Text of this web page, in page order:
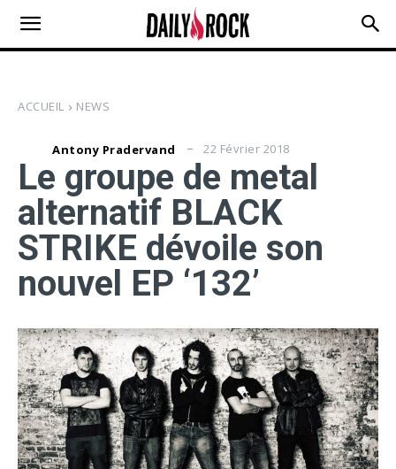
ACCUEIL NEWS
Antony Pradervand 22 Février 2018
Le groupe de metal
alternatif BLACK
STRIKE dévoile son
nouvel EP ‘132’